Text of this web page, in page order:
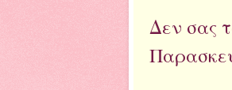
Δεν σας